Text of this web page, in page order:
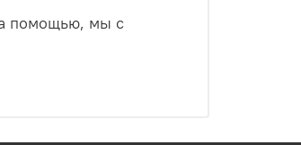
помощью, мы с